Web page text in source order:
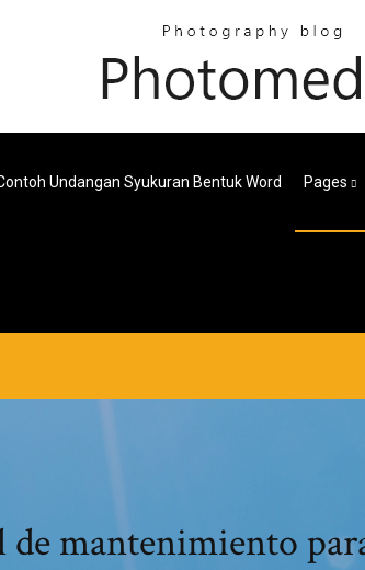
Undangan Syukuran Bentuk Word Pages
de mantenimiento